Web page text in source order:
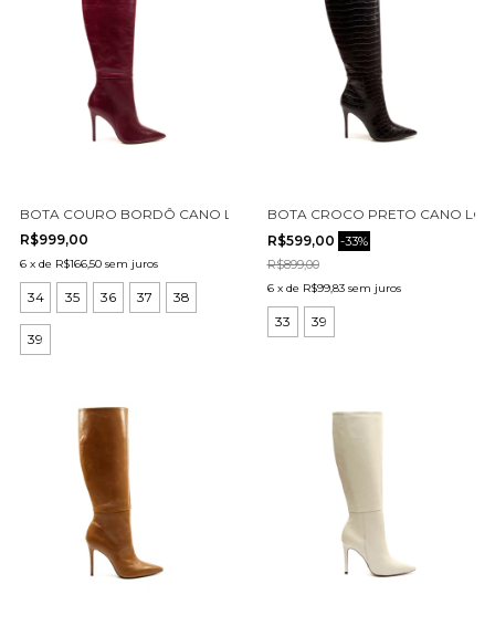
BOTA COURO BORDÔ CANO LONGO CECCONELLO 2396007-4
R$999,00
6 x de R$166,50 sem juros
34 35 36 37 38
39
BOTA CROCO PRETO CANO
R$599,00 -33%
R$899,00
6 x de R$99,83 sem juros
33 39